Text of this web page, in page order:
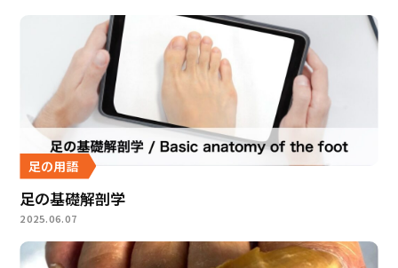
足の用語
足の基礎解剖学
2025.06.07